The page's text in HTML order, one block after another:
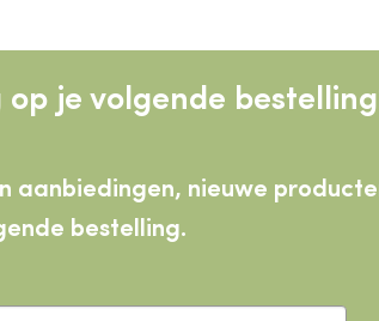
je volgende
aanbiedingen, nieuwe
bestelling.